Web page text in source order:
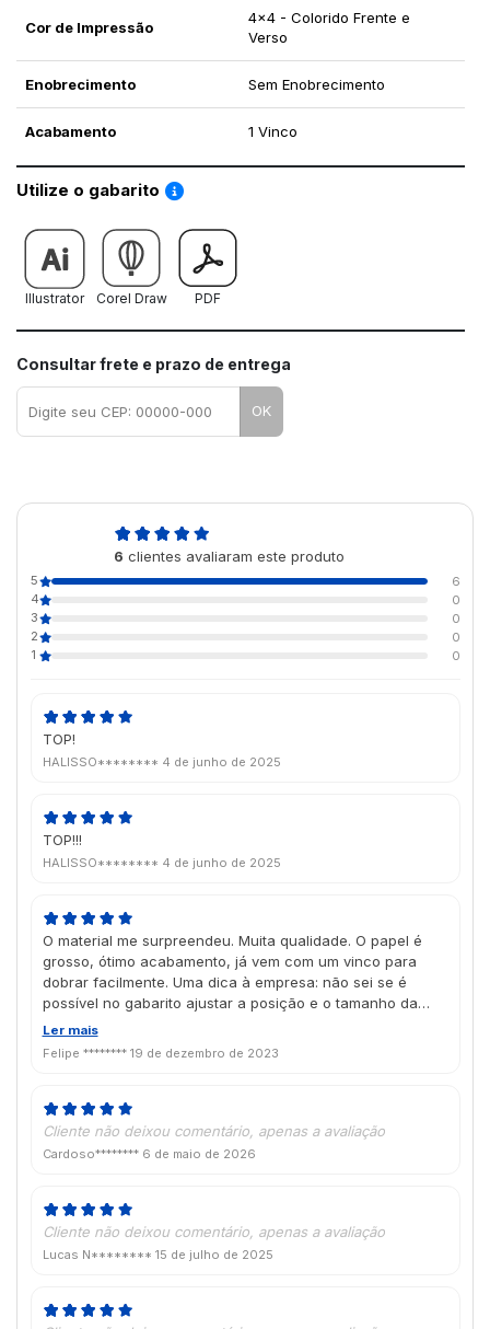
Cor de Impressão
4x4 - Colorido Frente e
Verso
Enobrecimento Sem Enobrecimento
Acabamento 1 Vinco
Utilize o gabarito Saiba como utilizar os nossos gabaritos
Illustrator Corel Draw PDF
Consultar frete e prazo de entrega
OK
6 clientes avaliaram este produto
5
6
4
0
3
0
2
0
1
0
TOP!
HALISSO******** 4 de junho de 2025
TOP!!!
HALISSO******** 4 de junho de 2025
O material me surpreendeu. Muita qualidade. O papel é
grosso, ótimo acabamento, já vem com um vinco para
dobrar facilmente. Uma dica à empresa: não sei se é
possível no gabarito ajustar a posição e o tamanho da
janela, se fosse seria muito bom pois assim o ajuste
cada cliente.
Ler mais
Felipe ******** 19 de dezembro de 2023
Cliente não deixou comentário, apenas a avaliação
Cardoso******** 6 de maio de 2026
Cliente não deixou comentário, apenas a avaliação
Lucas N******** 15 de julho de 2025